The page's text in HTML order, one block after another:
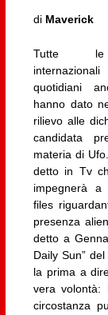
di Maverick
Tutte le
quotidiani
hanno dato
rilievo alle
candidata
materia di
detto in Tv
impegnerà a
files
presenza
detto a
Daily Sun”
la prima a
vera volontà:
circostanza